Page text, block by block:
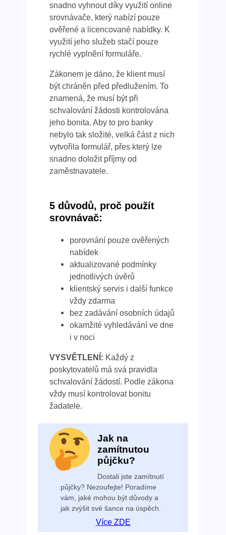
snadno vyhnout díky využití online
srovnávače, který nabízí pouze
ověřené a licencované nabídky. K
využití jeho služeb stačí pouze
rychlé vyplnění formuláře.
Zákonem je dáno, že klient musí
být chráněn před předlužením. To
znamená, že musí být při
schvalování žádosti kontrolována
jeho bonita. Aby to pro banky
nebylo tak složité, velká část z nich
vytvořila formulář, přes který lze
snadno doložit příjmy od
zaměstnavatele.
5 důvodů, proč použít
srovnávač:
porovnání pouze ověřených
nabídek
aktualizované podmínky
jednotlivých úvěrů
klientský servis i další funkce
vždy zdarma
bez zadávání osobních údajů
okamžité vyhledávání ve dne
i v noci
VYSVĚTLENÍ: Každý z
poskytovatelů má svá pravidla
schvalování žádostí. Podle zákona
vždy musí kontrolovat bonitu
žadatele.
Jak na
zamítnutou
půjčku?
Dostali jste zamítnutí
půjčky? Nezoufejte! Poradíme
vám, jaké mohou být důvody a
jak zvýšit své šance na úspěch.
Více ZDE